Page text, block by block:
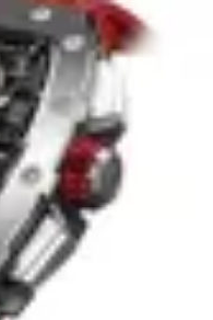
Salud Inmunológica